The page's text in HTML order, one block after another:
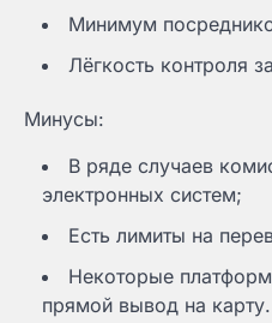
Минимум
Лёгкость контроля
Минусы:
В ряде случаев
электронных систем;
Есть лимиты на
Некоторые
прямой вывод на карту.